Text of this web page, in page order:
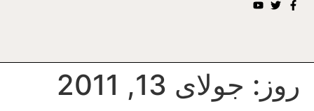
روز: جولای 13, 2011